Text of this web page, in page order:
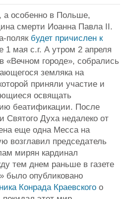
а особенно в Польше,
смерти Иоанна Павла II.
поляк будет причислен к
1 мая с.г. А утром 2 апреля
«Вечном городе», собрались
земляка на
приняли участие и
освящать
беатификации. После
Святого Духа недалеко от
еще одна Месса на
возглавил председатель
мирян кардинал
тем днем раньше в газете
было опубликовано
Конрада Краевского о